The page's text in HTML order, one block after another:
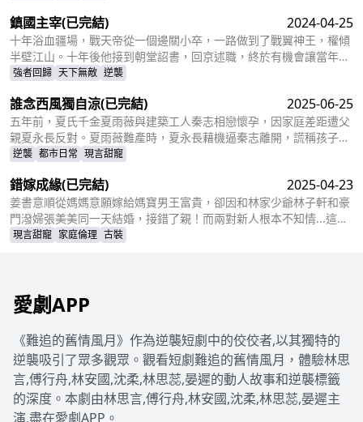
貴，成為人人敬仰的皇后，狠狠打了那些人的臉！
鎮國主宰(已完結) 2024-04-25
十年浴血疆場，戰天帝從一個邊關小卒，一路做到了戰翼神王，權傾
半壁江山。十年後他接到朝堂詔書，回京述職，終於有機會讓當年害
自己母親的仇人為之付出代價
強者回歸 天下無敵 逆襲
誰念西風獨自涼(已完結) 2025-06-25
五年前，夏氏千金夏雨薇與建築工人秦志相戀懷孕，因家庭差距遭父
親夏永長反對。夏雨薇難產時，夏永長藉機逼秦志離開，謊稱孩子夭
折，實則把孩子小蝶交給秦志。秦志工地事故後失智，父女拾荒為
騙。小蝶為救父接近她，她憑藉護身符和雞湯味道發現真相。夏永長
與江正陽阻撓，夏雨薇救下父女，秦志甦醒，一家團圓，夏永長悔
悟，夏雨薇繼承家業，與秦志重歸於好。
逆襲 都市日常 現言甜寵
錯嫁成緣(已完結) 2025-04-23
姜書意順從媽媽意願嫁給媽寶男王富貴，卻因和林家少爺林子軒和豪
門潑婦張美美同一天結婚，接錯了親！而兩對新人根本不知情...這場
洞錯房的鬧劇會如何收場？
現言甜寵 家庭倫理 古裝
愛劇APP
《難追的舊情風月》作為逆襲短劇中的佼佼者,以其獨特的
逆襲吸引了眾多觀眾。觀看短劇難追的舊情風月，體驗林思
言,傅行舟,林安國,沈柔,林思蕊,晏遲的動人故事和逆襲標籤
的深度。本劇由林思言,傅行舟,林安國,沈柔,林思蕊,晏遲主
演,盡在愛劇APP。